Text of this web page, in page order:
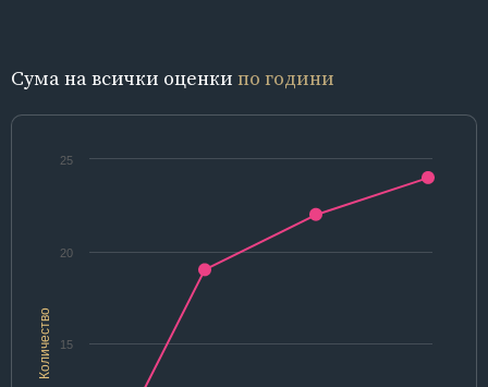
Сума на всички оценки по години
Количество 15
20
25